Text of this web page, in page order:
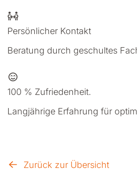
Persönlicher Kontakt
Beratung durch geschultes
100 % Zufriedenheit.
Langjährige Erfahrung für
Zurück zur Übersicht